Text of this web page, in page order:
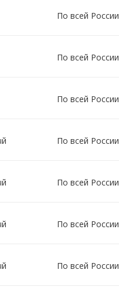
По всей России
По всей России
По всей России
По всей России
По всей России
По всей России
По всей России